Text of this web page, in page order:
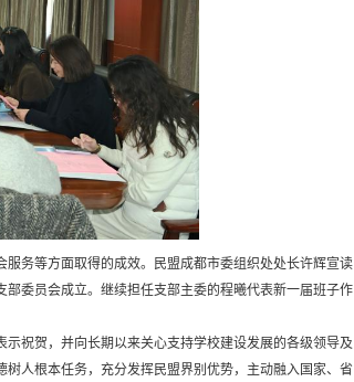
务等方面取得的成效。民盟成都市委组织处处长许辉宣读
委员会成立。继续担任支部主委的程曦代表新一届班子作
祝贺，并向长期以来关心支持学校建设发展的各级领导及
人根本任务，充分发挥民盟界别优势，主动融入国家、省